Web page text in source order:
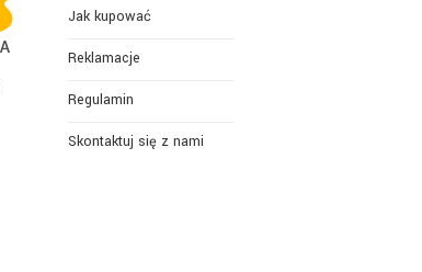
Jak kupować
Reklamacje
Regulamin
Skontaktuj się z nami